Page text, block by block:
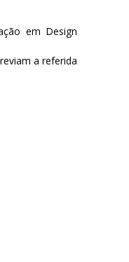
em Design
a referida